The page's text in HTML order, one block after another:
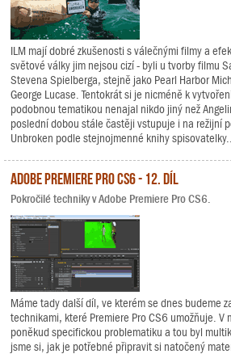
ILM mají dobré zkušenosti s válečnými filmy a
světové války jim nejsou cizí - byli u tvorby filmu
Stevena Spielberga, stejně jako Pearl Harbor
George Lucase. Tentokrát si je nicméně k
podobnou tematikou nenajal nikdo jiný než
poslední dobou stále častěji vstupuje i na režijní
Unbroken podle stejnojmenné knihy spisovatelky...
Adobe Premiere Pro CS6 - 12. díl
Pokročilé techniky v Adobe Premiere Pro CS6.
Máme tady další díl, ve kterém se dnes budeme
technikami, které Premiere Pro CS6 umožňuje. V
poněkud specifickou problematiku a tou byl
jsme si, jak je potřebné připravit si natočený